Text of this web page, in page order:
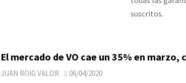
suscritos.
El mercado de VO cae un 35% en marzo,
JUAN ROIG VALOR 06/04/2020